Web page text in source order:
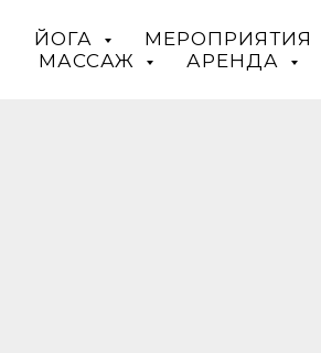
ЙОГА МЕРОПРИЯТИЯ
МАССАЖ
АРЕНДА